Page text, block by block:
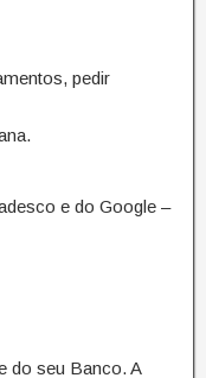
pedir
e do Google –
do seu Banco. A